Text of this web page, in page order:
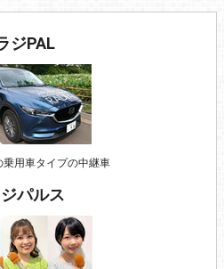
ジPAL
乗用車タイプの中継車
パルス